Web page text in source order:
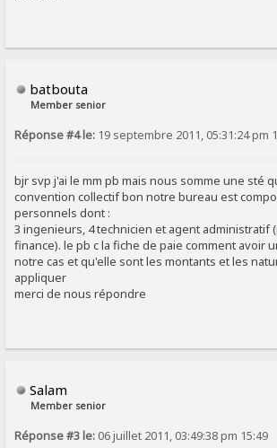
batbouta
Member senior
Réponse #4 le: 19 septembre 2011, 05:31:24 pm
bjr svp j'ai le mm pb mais nous somme une sté
convention collectif bon notre bureau est
personnels dont :
3 ingenieurs, 4 technicien et agent administratif
finance). le pb c la fiche de paie comment avoir
notre cas et qu'elle sont les montants et les
appliquer
merci de nous répondre
Salam
Member senior
Réponse #3 le: 06 juillet 2011, 03:49:38 pm 15:49